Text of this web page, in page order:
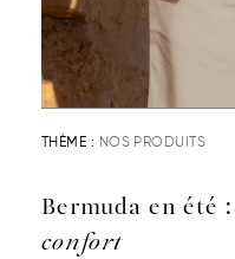
THÈME : NOS PRODUITS
Bermuda en été
confort